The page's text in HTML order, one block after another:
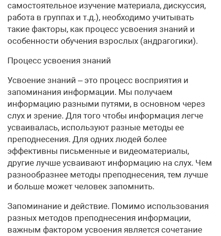
самостоятельное изучение материала, дискуссия,
работа в группах и т.д.), необходимо учитывать
такие факторы, как процесс усвоения знаний и
особенности обучения взрослых (андрагогики).
Процесс усвоения знаний
Усвоение знаний – это процесс восприятия и
запоминания информации. Мы получаем
информацию разными путями, в основном через
слух и зрение. Для того чтобы информация легче
усваивалась, используют разные методы ее
преподнесения. Для одних людей более
эффективны письменные и видеоматериалы,
другие лучше усваивают информацию на слух. Чем
разнообразнее методы преподнесения, тем лучше
и больше может человек запомнить.
Запоминание и действие. Помимо использования
разных методов преподнесения информации,
важным фактором усвоения является сочетание